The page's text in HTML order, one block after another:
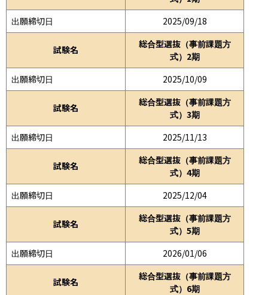
出願締切日
2025/09/18
試験名
総合型選抜（事前課題方
式）2期
出願締切日
2025/10/09
試験名
総合型選抜（事前課題方
式）3期
出願締切日
2025/11/13
試験名
総合型選抜（事前課題方
式）4期
出願締切日
2025/12/04
試験名
総合型選抜（事前課題方
式）5期
出願締切日
2026/01/06
試験名
総合型選抜（事前課題方
式）6期